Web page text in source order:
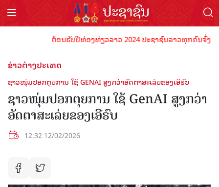
ຕ້ອນຮັບປີທ່ອງທ່ຽວລາວ 2024 ປະຊາຊົນລາວທຸກຄົນຈົ່ງພ້
ຂ່າວຕ່າງປະເທດ
ຊາວໜຸ່ມປອກຕຸຍການ ໃຊ້ GENAI ສູງກວ່າອັດຕາສະເລ່ຍຂອງເອີຣົບ
ຊາວໜຸ່ມປອກຕຸຍການ ໃຊ້ GenAI ສູງກວ່າ
ອັດຕາສະເລ່ຍຂອງເອີຣົບ
12:32 12/02/2026